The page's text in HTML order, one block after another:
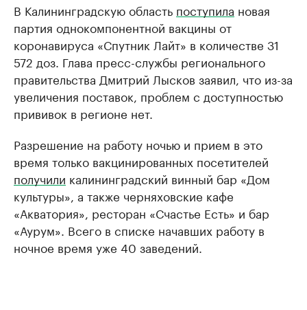
В Калининградскую область поступила новая
партия однокомпонентной вакцины от
коронавируса «Спутник Лайт» в количестве 31
572 доз. Глава пресс-службы регионального
правительства Дмитрий Лысков заявил, что из-за
увеличения поставок, проблем с доступностью
прививок в регионе нет.
Разрешение на работу ночью и прием в это
время только вакцинированных посетителей
получили калининградский винный бар «Дом
культуры», а также черняховские кафе
«Акватория», ресторан «Счастье Есть» и бар
«Аурум». Всего в списке начавших работу в
ночное время уже 40 заведений.